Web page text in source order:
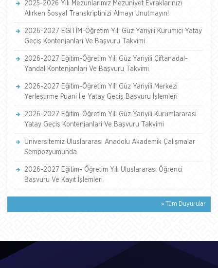
2025-2026 Yılı Mezunlarımız Mezuniyet Evraklarınızı
Alırken Sosyal Transkriptinizi Almayı Unutmayın!
2026-2027 EĞİTİM-Öğretim Yili Güz Yariyili Kurumiçi Yatay
Geçiş Kontenjanlari Ve Başvuru Takvimi
2026-2027 Eğitim-Öğretim Yili Güz Yariyili Çiftanadal-
Yandal Kontenjanlari Ve Başvuru Takvimi
2026-2027 Eğitim-Öğretim Yili Güz Yariyili Merkezi
Yerleştirme Puani İle Yatay Geçiş Başvuru İşlemleri
2026-2027 Eğitim-Öğretim Yili Güz Yariyili Kurumlararasi
Yatay Geçiş Kontenjanlari Ve Başvuru Takvimi
Üniversitemiz Uluslararası Anadolu Akademik Çalışmalar
Sempozyumunda
2026-2027 Eğitim- Öğretim Yılı Uluslararası Öğrenci
Başvuru Ve Kayıt İşlemleri
» Tüm Duyurular